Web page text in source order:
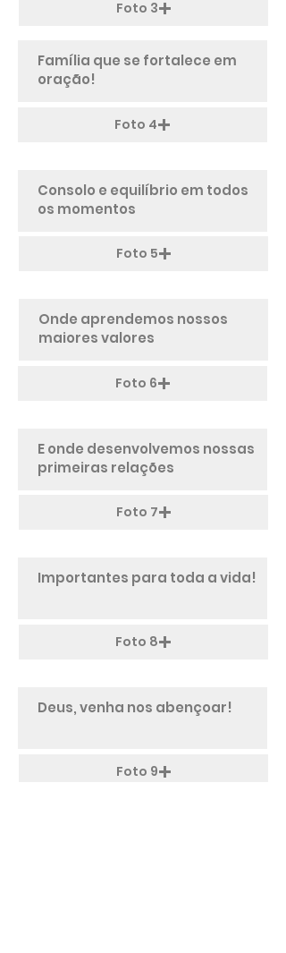
Foto 3
Foto 4
Foto 5
Foto 6
Foto 7
Foto 8
Foto 9